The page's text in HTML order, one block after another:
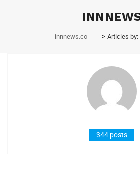
innnews.co > Articles by:
344 posts